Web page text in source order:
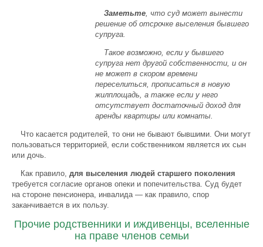
Заметьте, что суд может вынести
решение об отсрочке выселения бывшего
супруга.
Такое возможно, если у бывшего
супруга нет другой собственности, и он
не может в скором времени
переселиться, прописаться в новую
жилплощадь, а также если у него
отсутствует достаточный доход для
аренды квартиры или комнаты.
Что касается родителей, то они не бывают бывшими. Они могут
пользоваться территорией, если собственником является их сын
или дочь.
Как правило, для выселения людей старшего поколения
требуется согласие органов опеки и попечительства. Суд будет
на стороне пенсионера, инвалида — как правило, спор
заканчивается в их пользу.
Прочие родственники и иждивенцы, вселенные
на праве членов семьи